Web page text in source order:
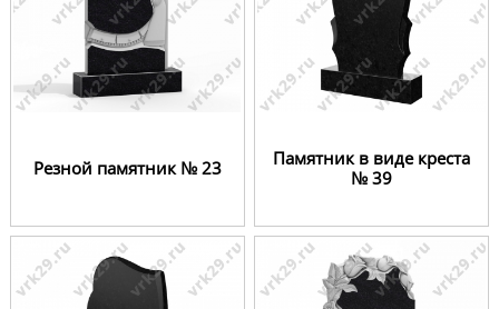
Резной памятник № 23
Памятник в виде креста
№ 39